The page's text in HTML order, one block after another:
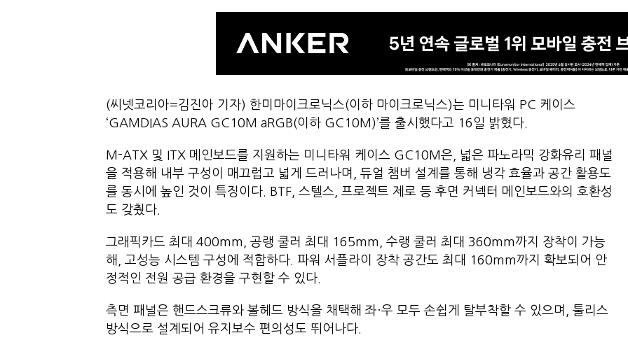
(씨넷코리아=김진아 기자) 한미마이크로닉스(이하 마이크로닉스)는 미니타워 PC 케이스
‘GAMDIAS AURA GC10M aRGB(이하 GC10M)’를 출시했다고 16일 밝혔다.
M-ATX 및 ITX 메인보드를 지원하는 미니타워 케이스 GC10M은, 넓은 파노라믹 강화유리 패널
을 적용해 내부 구성이 매끄럽고 넓게 드러나며, 듀얼 챔버 설계를 통해 냉각 효율과 공간 활용도
를 동시에 높인 것이 특징이다. BTF, 스텔스, 프로젝트 제로 등 후면 커넥터 메인보드와의 호환성
도 갖췄다.
그래픽카드 최대 400mm, 공랭 쿨러 최대 165mm, 수랭 쿨러 최대 360mm까지 장착이 가능
해, 고성능 시스템 구성에 적합하다. 파워 서플라이 장착 공간도 최대 160mm까지 확보되어 안
정적인 전원 공급 환경을 구현할 수 있다.
측면 패널은 핸드스크류와 볼헤드 방식을 채택해 좌·우 모두 손쉽게 탈부착할 수 있으며, 툴리스
방식으로 설계되어 유지보수 편의성도 뛰어나다.